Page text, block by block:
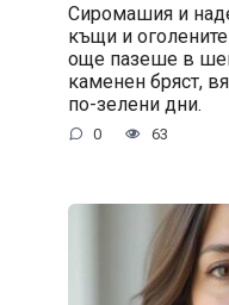
Сиромашия и
къщи и
още пазеше в
каменен бряст,
по-зелени дни.
0 63